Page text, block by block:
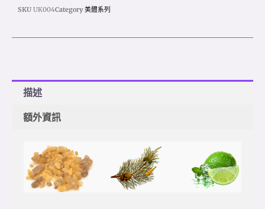
SKU UK004Category 美體系列
描述
額外資訊